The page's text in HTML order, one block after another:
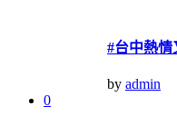
#台中熱情
by admin
0